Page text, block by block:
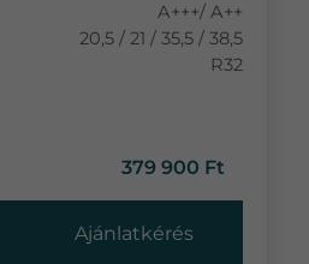
A+++/ A++
20,5 / 21 / 35,5 / 38,5
R32
379 900 Ft
Ajánlatkérés